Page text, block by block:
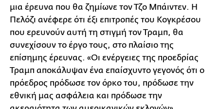
μια έρευνα που θα ζημίωνε τον Τζο Μπάιντεν. Η
Πελόζι ανέφερε ότι έξι επιτροπές του Κογκρέσου
που ερευνούν αυτή τη στιγμή τον Τραμπ, θα
συνεχίσουν το έργο τους, στο πλαίσιο της
επίσημης έρευνας. «Οι ενέργειες της προεδρίας
Τραμπ αποκάλυψαν ένα επαίσχυντο γεγονός ότι ο
πρόεδρος πρόδωσε τον όρκο του, πρόδωσε την
εθνική μας ασφάλεια και πρόδωσε την